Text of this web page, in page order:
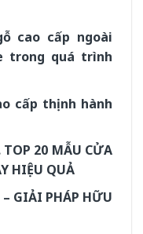
cao cấp ngoài
trong quá trình
cấp thịnh hành
TOP 20 MẪU CỬA
HIỆU QUẢ
– GIẢI PHÁP HỮU